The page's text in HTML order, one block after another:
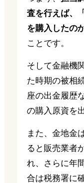
査を行えば、
を購入したの
ことです。
そして金融機
た時期の被相
座の出金履歴
の購入原資を
また、金地金
ると販売業者
れ、さらに年
合は税務署に